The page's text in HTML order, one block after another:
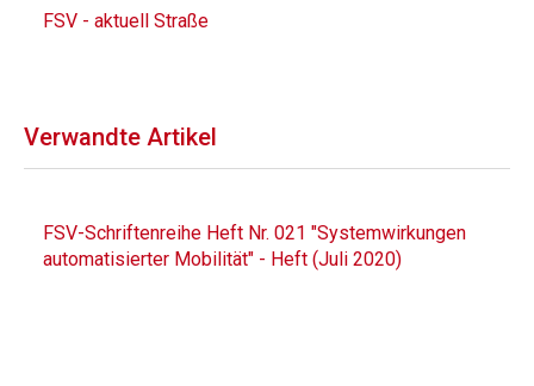
FSV - aktuell Straße
Verwandte Artikel
FSV-Schriftenreihe Heft Nr. 021 "Systemwirkungen
automatisierter Mobilität" - Heft (Juli 2020)